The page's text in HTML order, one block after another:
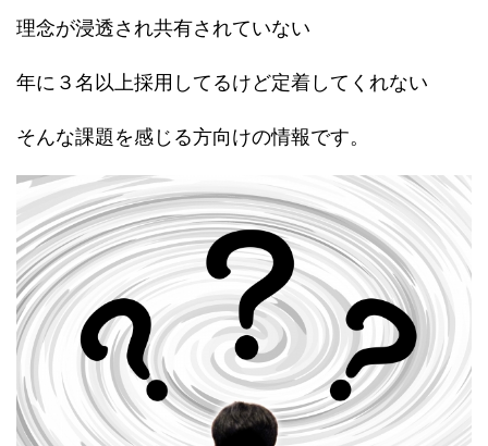
理念が浸透され共有されていない
年に３名以上採用してるけど定着してくれない
そんな課題を感じる方向けの情報です。